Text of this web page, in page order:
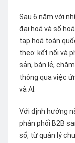
Sau 6 năm với
đại hoá và số
tạp hoá toàn
theo: kết nối và
sản, bán lẻ,
thông qua việc
và AI.
Với định hướng
phân phối B2B
số, từ quản lý